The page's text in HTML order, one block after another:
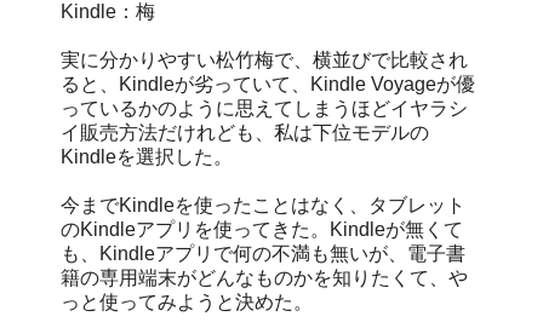
Kindle：梅
実に分かりやすい松竹梅で、横並びで比較され
ると、Kindleが劣っていて、Kindle Voyageが優
っているかのように思えてしまうほどイヤラシ
イ販売方法だけれども、私は下位モデルの
Kindleを選択した。
今までKindleを使ったことはなく、タブレット
のKindleアプリを使ってきた。Kindleが無くて
も、Kindleアプリで何の不満も無いが、電子書
籍の専用端末がどんなものかを知りたくて、や
っと使ってみようと決めた。